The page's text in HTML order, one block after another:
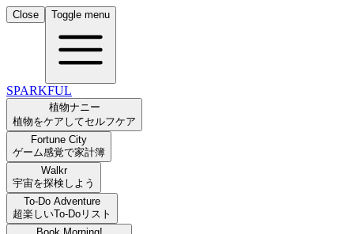
Close Toggle menu
SPARKFUL
植物ナニー
植物をケアしてセルフケア
Fortune City
ゲーム感覚で家計簿
Walkr
宇宙を探検しよう
To-Do Adventure
超楽しいTo-Doリスト